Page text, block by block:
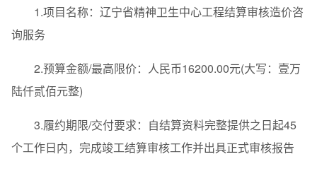
1.项目名称：辽宁省精神卫生中心工程结算审核造价咨
询服务
2.预算金额/最高限价：人民币16200.00元(大写：壹万
陆仟贰佰元整)
3.履约期限/交付要求：自结算资料完整提供之日起45
个工作日内，完成竣工结算审核工作并出具正式审核报告